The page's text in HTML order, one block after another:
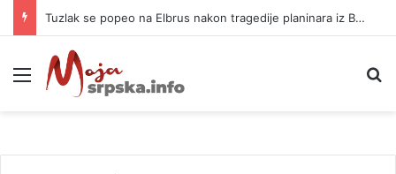
Tuzlak se popeo na Elbrus nakon tragedije planinara iz BiH: Otkrio zamke
Meni